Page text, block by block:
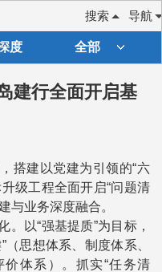
导航
搜索
度 全部
建行全面开启基
搭建以党建为引领的“六
级工程全面开启“问题清
与业务深度融合。
以“强基提质”为目标，
思想体系、制度体系、
体系）。抓实“任务清